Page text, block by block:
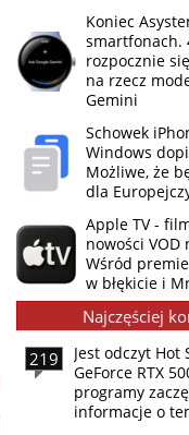
Koniec
smartfonach.
rozpocznie
na rzecz
Gemini
Schowek
Windows
Możliwe, że
dla
Apple TV -
nowości VOD
Wśród
w błękicie i
Najczęściej
219
Jest odczyt Hot
GeForce RTX
programy
informacje o